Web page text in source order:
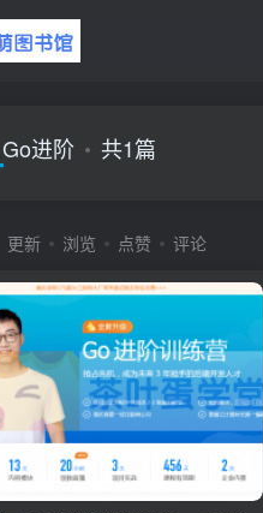
Go进阶 共1篇
更新 浏览 点赞 评论